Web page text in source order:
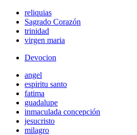
reliquias
Sagrado Corazón
trinidad
virgen maria
Devocion
angel
espiritu santo
fatima
guadalupe
inmaculada concepción
jesucristo
milagro